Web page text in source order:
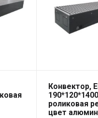
Конвектор,
роликовая
цвет